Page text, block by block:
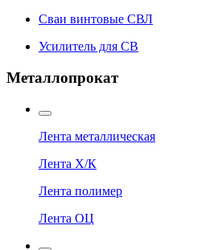
Сваи винтовые СВЛ
Усилитель для СВ
Металлопрокат
Лента металлическая
Лента Х/К
Лента полимер
Лента ОЦ